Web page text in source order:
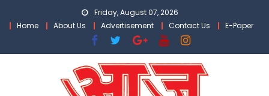
Friday, August 07, 2026
Home
About Us Advertisement Contact Us E-Paper